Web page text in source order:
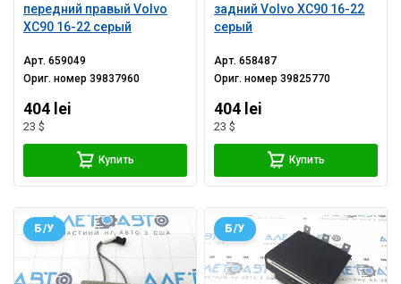
передний правый Volvo
XC90 16-22 серый
Арт.659049
Ориг. номер39837960
404 lei
23 $
Купить
задний Volvo XC90 16-22
серый
Арт.658487
Ориг. номер39825770
404 lei
23 $
Купить
Б/У Б/У